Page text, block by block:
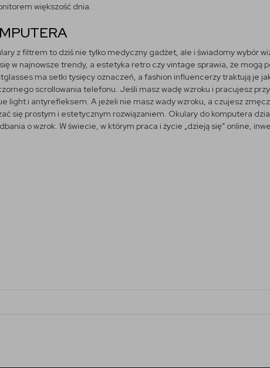
większość dnia.
z filtrem to dziś nie tylko medyczny gadżet, ale i świadomy wybór
w najnowsze trendy, a estetyka retro czy vintage sprawia, że mogą
ma setki tysięcy oznaczeń, a fashion influencerzy traktują je
scrollowania telefonu. Jeśli masz wadę wzroku i pracujesz
light i antyrefleksem. A jeżeli nie masz wady wzroku, a czujesz
się prostym i estetycznym rozwiązaniem. Okulary do komputera
o wzrok. W świecie, w którym praca i życie „dzieją się” online,